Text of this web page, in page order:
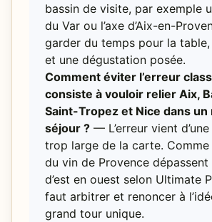
bassin de visite, par exemple
du Var ou l’axe d’Aix-en-
garder du temps pour la
et une dégustation posée.
Comment éviter l’erreur
consiste à vouloir relier Aix,
Saint-Tropez et Nice dans un
séjour ? — L’erreur vient
trop large de la carte.
du vin de Provence
d’est en ouest selon Ultimate
faut arbitrer et renoncer à
grand tour unique.